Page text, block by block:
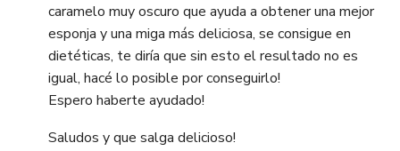
caramelo muy oscuro que ayuda a obtener una mejor
esponja y una miga más deliciosa, se consigue en
dietéticas, te diría que sin esto el resultado no es
igual, hacé lo posible por conseguirlo!
Espero haberte ayudado!
Saludos y que salga delicioso!